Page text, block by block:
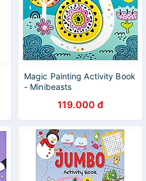
Magic Painting Activity Book
- Minibeasts
119.000 đ